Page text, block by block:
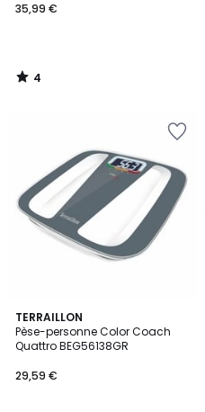
€.
35,99 €
4
/
TERRAILLON
Pèse-personne Color Coach
Quattro BEG56138GR
29,59 €
3,9
/ 5